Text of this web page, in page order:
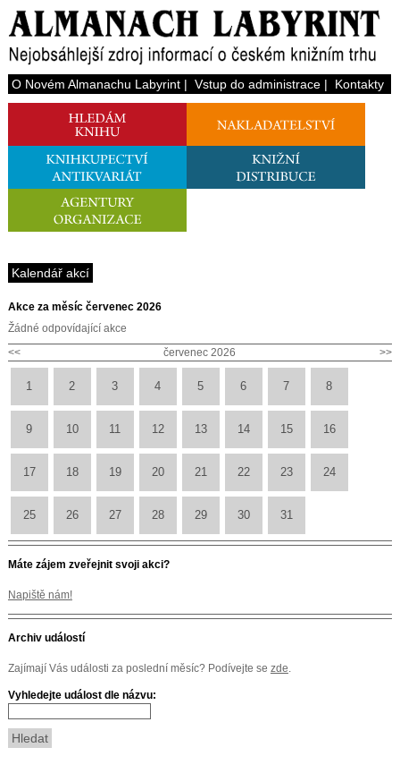
O Novém Almanachu Labyrint| Vstup do administrace| Kontakty
Kalendář akcí
Akce za měsíc červenec 2026
Žádné odpovídající akce
<<
>>
červenec 2026
1 2 3 4 5 6 7 8
9 10 11 12 13 14 15 16
17 18 19 20 21 22 23 24
25 26 27 28 29 30 31
Máte zájem zveřejnit svoji akci?
Napiště nám!
Archiv událostí
Zajímají Vás události za poslední měsíc? Podívejte se zde.
Vyhledejte událost dle názvu: